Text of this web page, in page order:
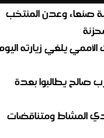
صنعاء وعدن المنتخب
يلغي زيارته
صالح يطالبوا بعدة
المشاط ومتناقضات